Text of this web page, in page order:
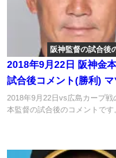
阪神監督の試合後
2018年9月22日 阪神金
試合後コメント(勝利) マ
快勝
2018年9月22日vs広島カープ戦
本監督の試合後のコメントです